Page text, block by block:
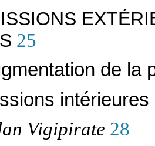
25
de la
Vigipirate 28